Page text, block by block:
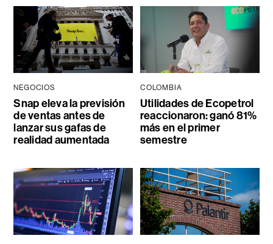
NEGOCIOS
Snap eleva la previsión
de ventas antes de
lanzar sus gafas de
realidad aumentada
COLOMBIA
Utilidades de Ecopetrol
reaccionaron: ganó 81%
más en el primer
semestre